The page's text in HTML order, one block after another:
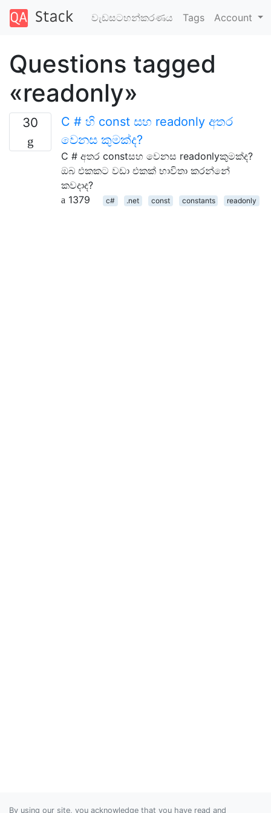
වැඩසටහන්කරණය Tags Account
Questions tagged
«readonly»
30
C # හි const සහ readonly අතර
වෙනස කුමක්ද?
C # අතර constසහ වෙනස readonlyකුමක්ද?
ඔබ එකකට වඩා එකක් භාවිතා කරන්නේ
කවදාද?
1379
c# .net const constants readonly
By using our site, you acknowledge that you have read and